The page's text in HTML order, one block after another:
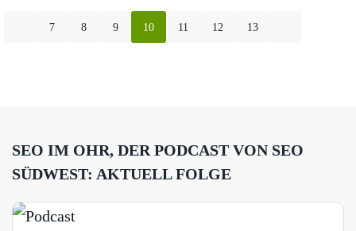
7 8 9 10 11 12 13
SEO IM OHR, DER PODCAST VON SEO
SÜDWEST: AKTUELL FOLGE